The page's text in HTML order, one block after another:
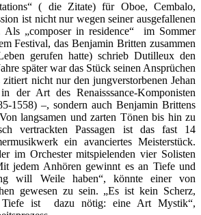
( die Zitate) für Oboe, Cembalo,
ist nicht nur wegen seiner ausgefallenen
Als „composer in residence“ im Sommer
Festival, das Benjamin Britten zusammen
gerufen hatte) schrieb Dutilleux den
später war das Stück seinen Ansprüchen
nicht nur den jungverstorbenen Jehan
der Art des Renaisssance-Komponisten
1558) –, sondern auch Benjamin Brittens
langsamen und zarten Tönen bis hin zu
vertrackten Passagen ist das fast 14
ein avanciertes Meisterstück.
im Orchester mitspielenden vier Solisten
jedem Anhören gewinnt es an Tiefe und
will Weile haben“, könnte einer von
gewesen zu sein. „Es ist kein Scherz,
Tiefe ist dazu nötig: eine Art Mystik“,